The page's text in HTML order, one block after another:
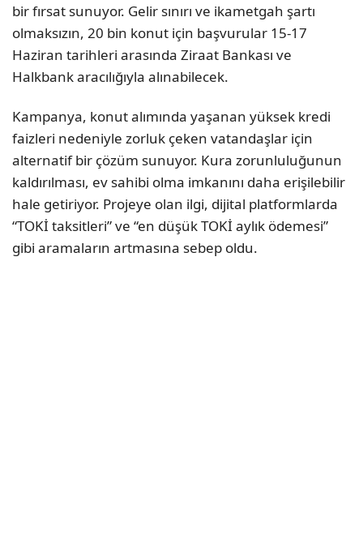
bir fırsat sunuyor. Gelir sınırı ve ikametgah şartı
olmaksızın, 20 bin konut için başvurular 15-17
Haziran tarihleri arasında Ziraat Bankası ve
Halkbank aracılığıyla alınabilecek.
Kampanya, konut alımında yaşanan yüksek kredi
faizleri nedeniyle zorluk çeken vatandaşlar için
alternatif bir çözüm sunuyor. Kura zorunluluğunun
kaldırılması, ev sahibi olma imkanını daha erişilebilir
hale getiriyor. Projeye olan ilgi, dijital platformlarda
“TOKİ taksitleri” ve “en düşük TOKİ aylık ödemesi”
gibi aramaların artmasına sebep oldu.